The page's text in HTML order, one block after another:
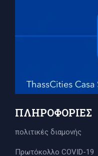
ΠΛΗΡΟΦΟΡΊΕΣ
πολιτικές διαμονής
Πρωτόκολλο COVID-19